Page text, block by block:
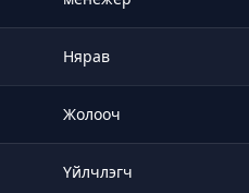
Нярав
Жолооч
Үйлчлэгч